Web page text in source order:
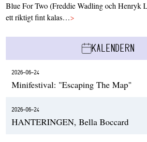
Blue For Two (Freddie Wadling och Henryk
ett riktigt fint kalas…>
KALENDERN
2026-06-24
Minifestival: "Escaping The Map"
2026-06-24
HANTERINGEN, Bella Boccard